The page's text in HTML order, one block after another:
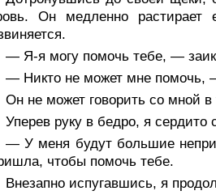
Он медленно
— Я-я могу помочь тебе, —
— Никто не может мне помочь,
Он не может говорить со мной в
Уперев руку в бедро, я сердито
— У меня будут большие
чтобы помочь тебе.
Внезапно испугавшись, я